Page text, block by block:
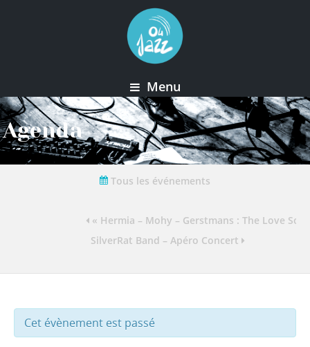
Menu
Agenda
Tous les événements
« Hermia – Mohy – Gerstmans : The Love
SilverRat Band – Apéro Concert
Cet évènement est passé